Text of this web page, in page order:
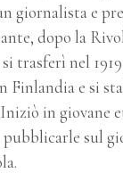
giornalista e
dopo la
trasferì nel
Finlandia e si
in giovane
pubblicarle sul